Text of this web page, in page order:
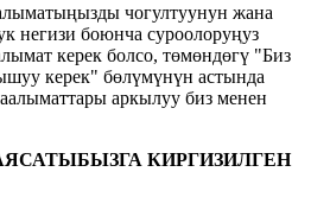
чогултуунун жана
негизи боюнча суроолоруңуз
керек болсо, төмөндөгү "Биз
керек" бөлүмүнүн астында
аркылуу биз менен
КИРГИЗИЛГЕН